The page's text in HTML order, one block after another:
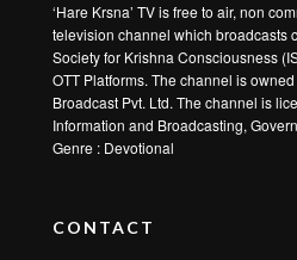
‘Hare Krsna’ TV is free to air, non
television channel which broadcasts
Society for Krishna Consciousness
OTT Platforms. The channel is
Broadcast Pvt. Ltd. The channel is
Information and Broadcasting,
Genre : Devotional
CONTACT